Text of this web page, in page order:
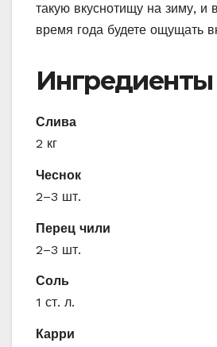
такую вкуснотищу на зиму, и
время года будете ощущать
Ингредиенты
Слива
2 кг
Чеснок
2–3 шт.
Перец чили
2–3 шт.
Соль
1 ст. л.
Карри